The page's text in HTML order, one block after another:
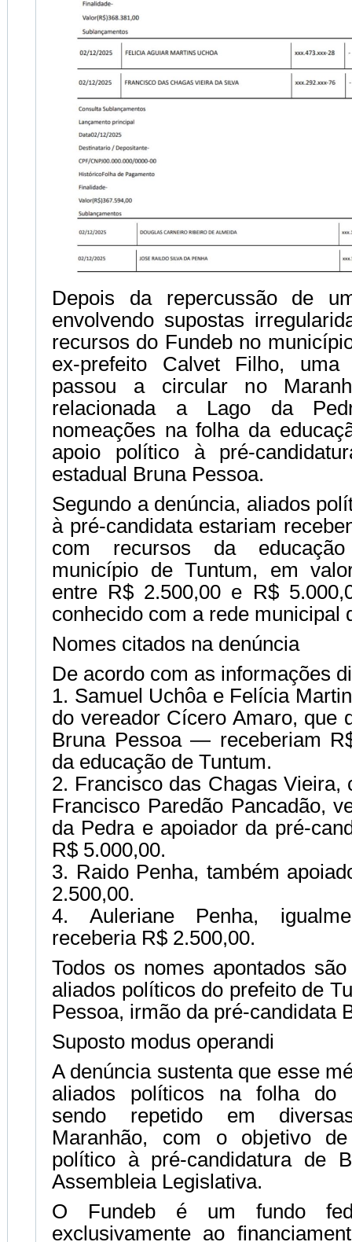
Depois da repercussão de
envolvendo supostas
recursos do Fundeb no
ex-prefeito Calvet Filho, uma
passou a circular no
relacionada a Lago da
nomeações na folha da
apoio político à pré-
estadual Bruna Pessoa.
Segundo a denúncia, aliados
à pré-candidata estariam
com recursos da
município de Tuntum, em
entre R$ 2.500,00 e R$
conhecido com a rede municipal
Nomes citados na denúncia
De acordo com as informações
1. Samuel Uchôa e Felícia
do vereador Cícero Amaro, que
Bruna Pessoa — receberiam
da educação de Tuntum.
2. Francisco das Chagas Vieira,
Francisco Paredão Pancadão,
da Pedra e apoiador da pré-
R$ 5.000,00.
3. Raido Penha, também
2.500,00.
4. Auleriane Penha,
receberia R$ 2.500,00.
Todos os nomes apontados
aliados políticos do prefeito de
Pessoa, irmão da pré-candidata
Suposto modus operandi
A denúncia sustenta que esse
aliados políticos na folha do
sendo repetido em
Maranhão, com o objetivo
político à pré-candidatura de
Assembleia Legislativa.
O Fundeb é um fundo
exclusivamente ao